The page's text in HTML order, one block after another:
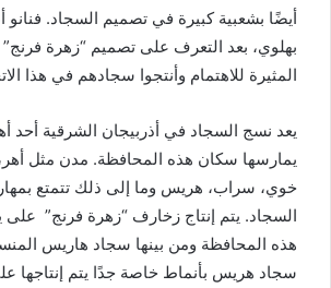
أيضًا بشعبية كبيرة في تصميم السجاد.
بهلوي، بعد التعرف على تصميم “زهرة فرنج”
المثيرة للاهتمام وأنتجوا سجادهم في هذا
يعد نسج السجاد في أذربيجان الشرقية أحد
يمارسها سكان هذه المحافظة. مدن مثل
خوي، سراب، هريس وما إلى ذلك تتمتع
السجاد. يتم إنتاج زخارف “زهرة فرنج” على
هذه المحافظة ومن بينها سجاد هاريس
سجاد هريس بأنماط خاصة جدًا يتم إنتاجها